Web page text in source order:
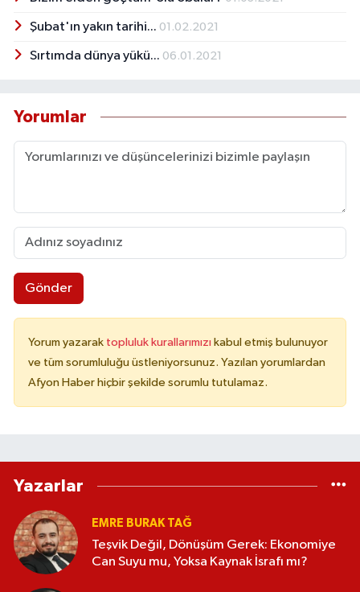
Şubat'ın yakın tarihi... 01.02.2021
Sırtımda dünya yükü... 06.01.2021
Yorumlar
Gönder
Yorum yazarak topluluk kurallarımızı kabul etmiş bulunuyor
ve tüm sorumluluğu üstleniyorsunuz. Yazılan yorumlardan
Afyon Haber hiçbir şekilde sorumlu tutulamaz.
Yazarlar
EMRE BURAK TAĞ
Teşvik Değil, Dönüşüm Gerek: Ekonomiye
Can Suyu mu, Yoksa Kaynak İsrafı mı?